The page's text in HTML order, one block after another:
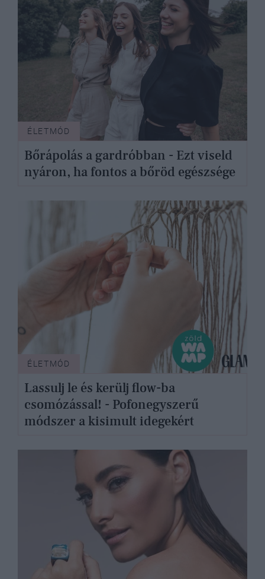
ÉLETMÓD
Bőrápolás a gardróbban - Ezt viseld
nyáron, ha fontos a bőröd egészsége
ÉLETMÓD
Lassulj le és kerülj flow-ba
csomózással! - Pofonegyszerű
módszer a kisimult idegekért